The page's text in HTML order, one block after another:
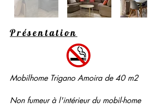
Présentation
Mobilhome Trigano Amoira de 40 m2
Non fumeur à l'intérieur du mobil-home